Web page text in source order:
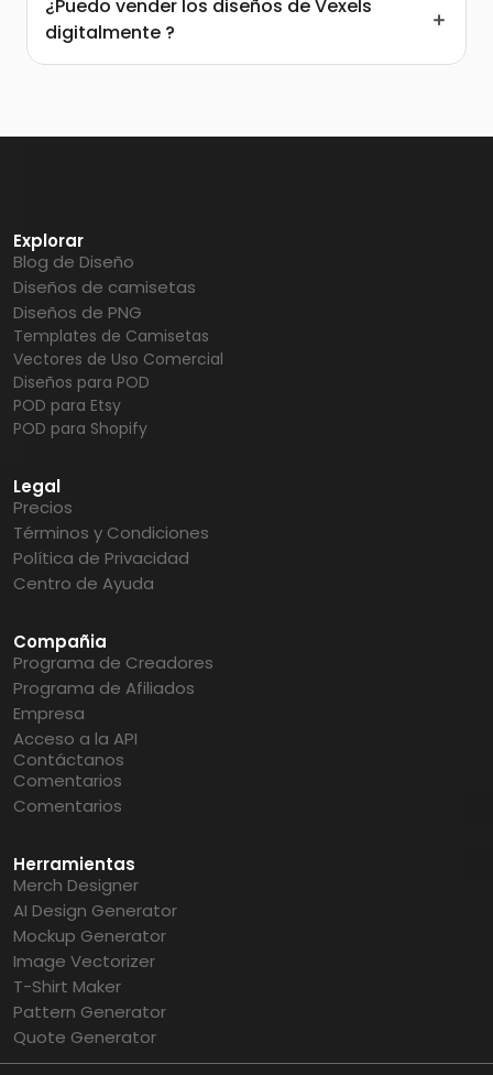
¿Puedo vender los diseños de Vexels
digitalmente ?
Explorar
Blog de Diseño
Diseños de camisetas
Diseños de PNG
Templates de Camisetas
Vectores de Uso Comercial
Diseños para POD
POD para Etsy
POD para Shopify
Legal
Precios
Términos y Condiciones
Política de Privacidad
Centro de Ayuda
Compañia
Programa de Creadores
Programa de Afiliados
Empresa
Acceso a la API
Contáctanos
Comentarios
Comentarios
Herramientas
Merch Designer
AI Design Generator
Mockup Generator
Image Vectorizer
T-Shirt Maker
Pattern Generator
Quote Generator